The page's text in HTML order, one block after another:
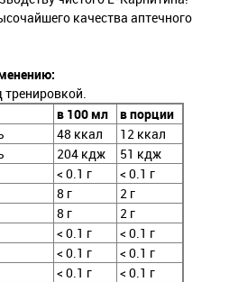
качества аптечного
в 100 мл
в порции
48 ккал
12 ккал
204 кдж
51 кдж
< 0.1 г
< 0.1 г
8 г
2 г
8 г
2 г
< 0.1 г
< 0.1 г
< 0.1 г
< 0.1 г
< 0.1 г
< 0.1 г